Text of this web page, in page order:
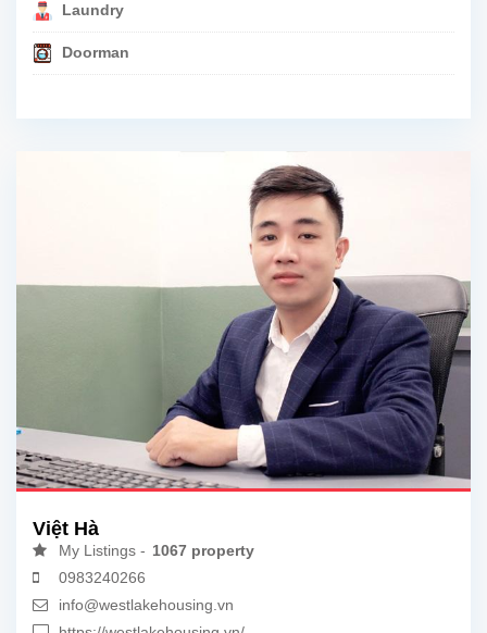
Laundry
Doorman
Việt Hà
My Listings - 1067 property
0983240266
info@westlakehousing.vn